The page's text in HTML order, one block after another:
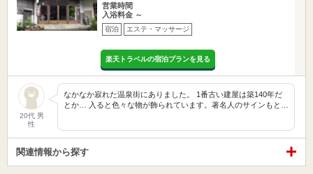
営業時間
入浴料金 ～
宿泊 エステ・マッサージ
楽天トラベルの宿泊プランを見る
20代 男
性
なかなか寂れた温泉街にありました。 1番古い建屋は築140年だ
とか… 入ると色々な物が飾られています。著名人のサインもと…
関連情報から探す